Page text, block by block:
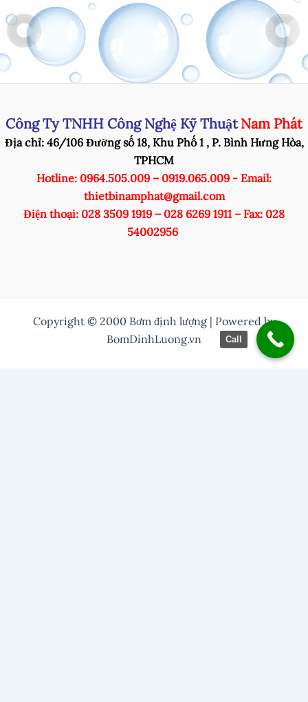
Công Ty TNHH Công Nghệ Kỹ Thuật Nam Phát
Địa chỉ: 46/106 Đường số 18, Khu Phố 1 , P. Bình Hưng Hòa,
TPHCM
Hotline: 0964.505.009 – 0919.065.009 - Email:
thietbinamphat@gmail.com
Điện thoại: 028 3509 1919 – 028 6269 1911 – Fax: 028
54002956
Copyright © 2000 Bơm định lượng | Powered by
BomDinhLuong.vn
Call